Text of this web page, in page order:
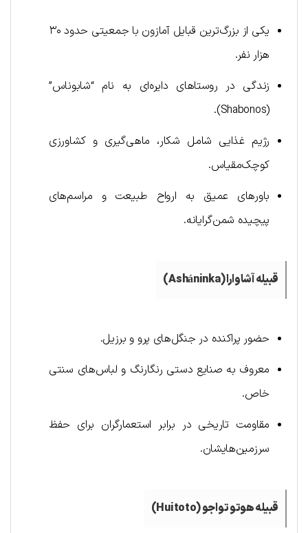
یکی از بزرگ‌ترین قبایل آمازون با جمعیتی حدود ۳۰
هزار نفر.
زندگی در روستاهای دایره‌ای به نام “شابوناس”
(Shabonos).
رژیم غذایی شامل شکار، ماهی‌گیری و کشاورزی
کوچک‌مقیاس.
باورهای عمیق به ارواح طبیعت و مراسم‌های
پیچیده شمن‌گرایانه.
قبیله آشاوارا (Asháninka
)
حضور پراکنده در جنگل‌های پرو و برزیل.
معروف به صنایع دستی رنگارنگ و لباس‌های سنتی
خاص.
مقاومت تاریخی در برابر استعمارگران برای حفظ
سرزمین‌هایشان.
قبیله هوتو تواجو (Huitoto
)